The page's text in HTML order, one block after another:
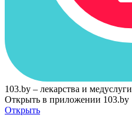
103.by – лекарства и медуслуги
Открыть в приложении 103.by
Открыть